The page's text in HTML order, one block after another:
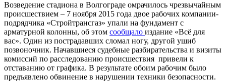
Возведение стадиона в Волгограде омрачилось чрезвычайным
происшествием – 7 ноября 2015 года двое рабочих компании-
подрядчика «Стройтрансгаз» упали на фундамент с
арматурной колонны, об этом сообщало издание «Всё для
вас». Один из пострадавших сломал ногу, другой ушиб
позвоночник. Начавшиеся судебные разбирательства и визиты
комиссий по расследованию происшествия привели к
отставанию от графика. В результате обоим рабочим было
предъявлено обвинение в нарушении техники безопасности.